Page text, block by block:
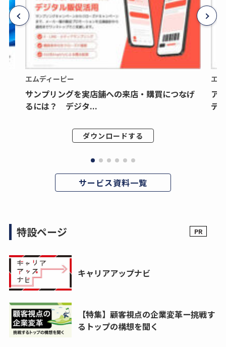
エムディーピー
サンプリングを実店舗への来店・購買につなげ
るには？ デジタ...
ダウンロードする
エ
ア
デ
サービス資料一覧
特設ページ
キャリアアップナビ
【特集】顧客視点の企業変革ー挑戦す
るトップの構想を聞く